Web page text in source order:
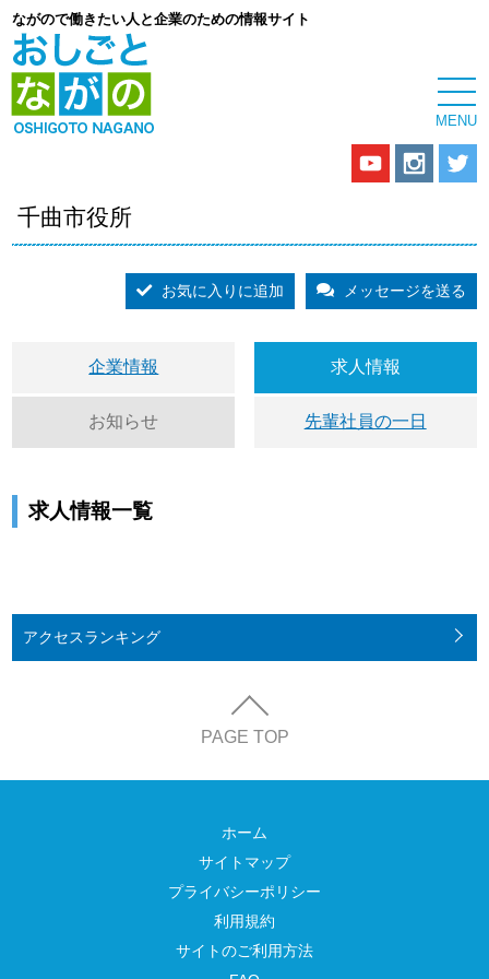
ながので働きたい人と企業のための情報サイト
千曲市役所
お気に入りに追加 メッセージを送る
企業情報 求人情報
お知らせ 先輩社員の一日
求人情報一覧
アクセスランキング
PAGE TOP
ホーム
サイトマップ
プライバシーポリシー
利用規約
サイトのご利用方法